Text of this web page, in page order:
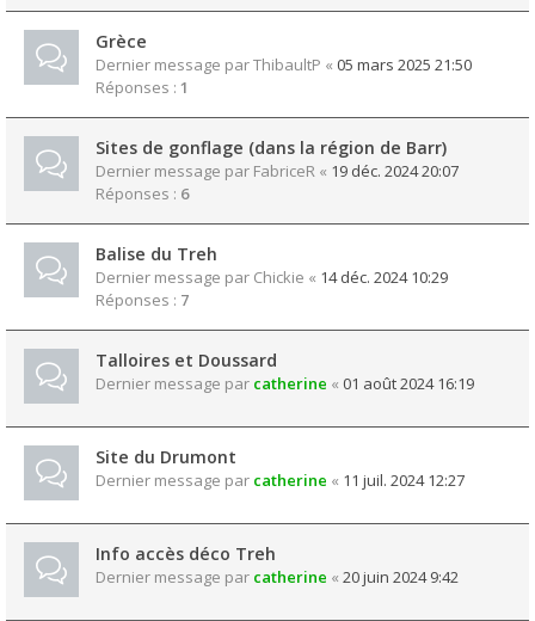
Grèce
Dernier message parThibaultP « 05 mars 2025 21:50
Réponses : 1
Sites de gonflage (dans la région de Barr)
Dernier message par FabriceR « 19 déc. 2024 20:07
Réponses : 6
Balise du Treh
Dernier message par Chickie « 14 déc. 2024 10:29
Réponses : 7
Talloires et Doussard
Dernier message par catherine « 01 août 2024 16:19
Site du Drumont
Dernier message par catherine « 11 juil. 2024 12:27
Info accès déco Treh
Dernier message par catherine « 20 juin 2024 9:42